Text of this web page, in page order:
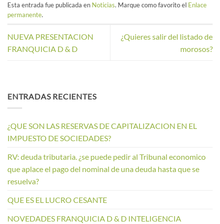
Esta entrada fue publicada en Noticias. Marque como favorito el Enlace
permanente.
NUEVA PRESENTACION
FRANQUICIA D & D
¿Quieres salir del listado de
morosos?
ENTRADAS RECIENTES
¿QUE SON LAS RESERVAS DE CAPITALIZACION EN EL
IMPUESTO DE SOCIEDADES?
RV: deuda tributaria. ¿se puede pedir al Tribunal economico
que aplace el pago del nominal de una deuda hasta que se
resuelva?
QUE ES EL LUCRO CESANTE
NOVEDADES FRANQUICIA D & D INTELIGENCIA